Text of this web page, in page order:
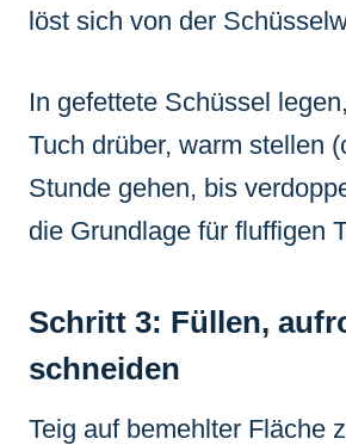
löst sich von der
In gefettete Schüssel
Tuch drüber, warm stellen
Stunde gehen, bis
die Grundlage für fluffigen
Schritt 3: Füllen,
schneiden
Teig auf bemehlter Fläche